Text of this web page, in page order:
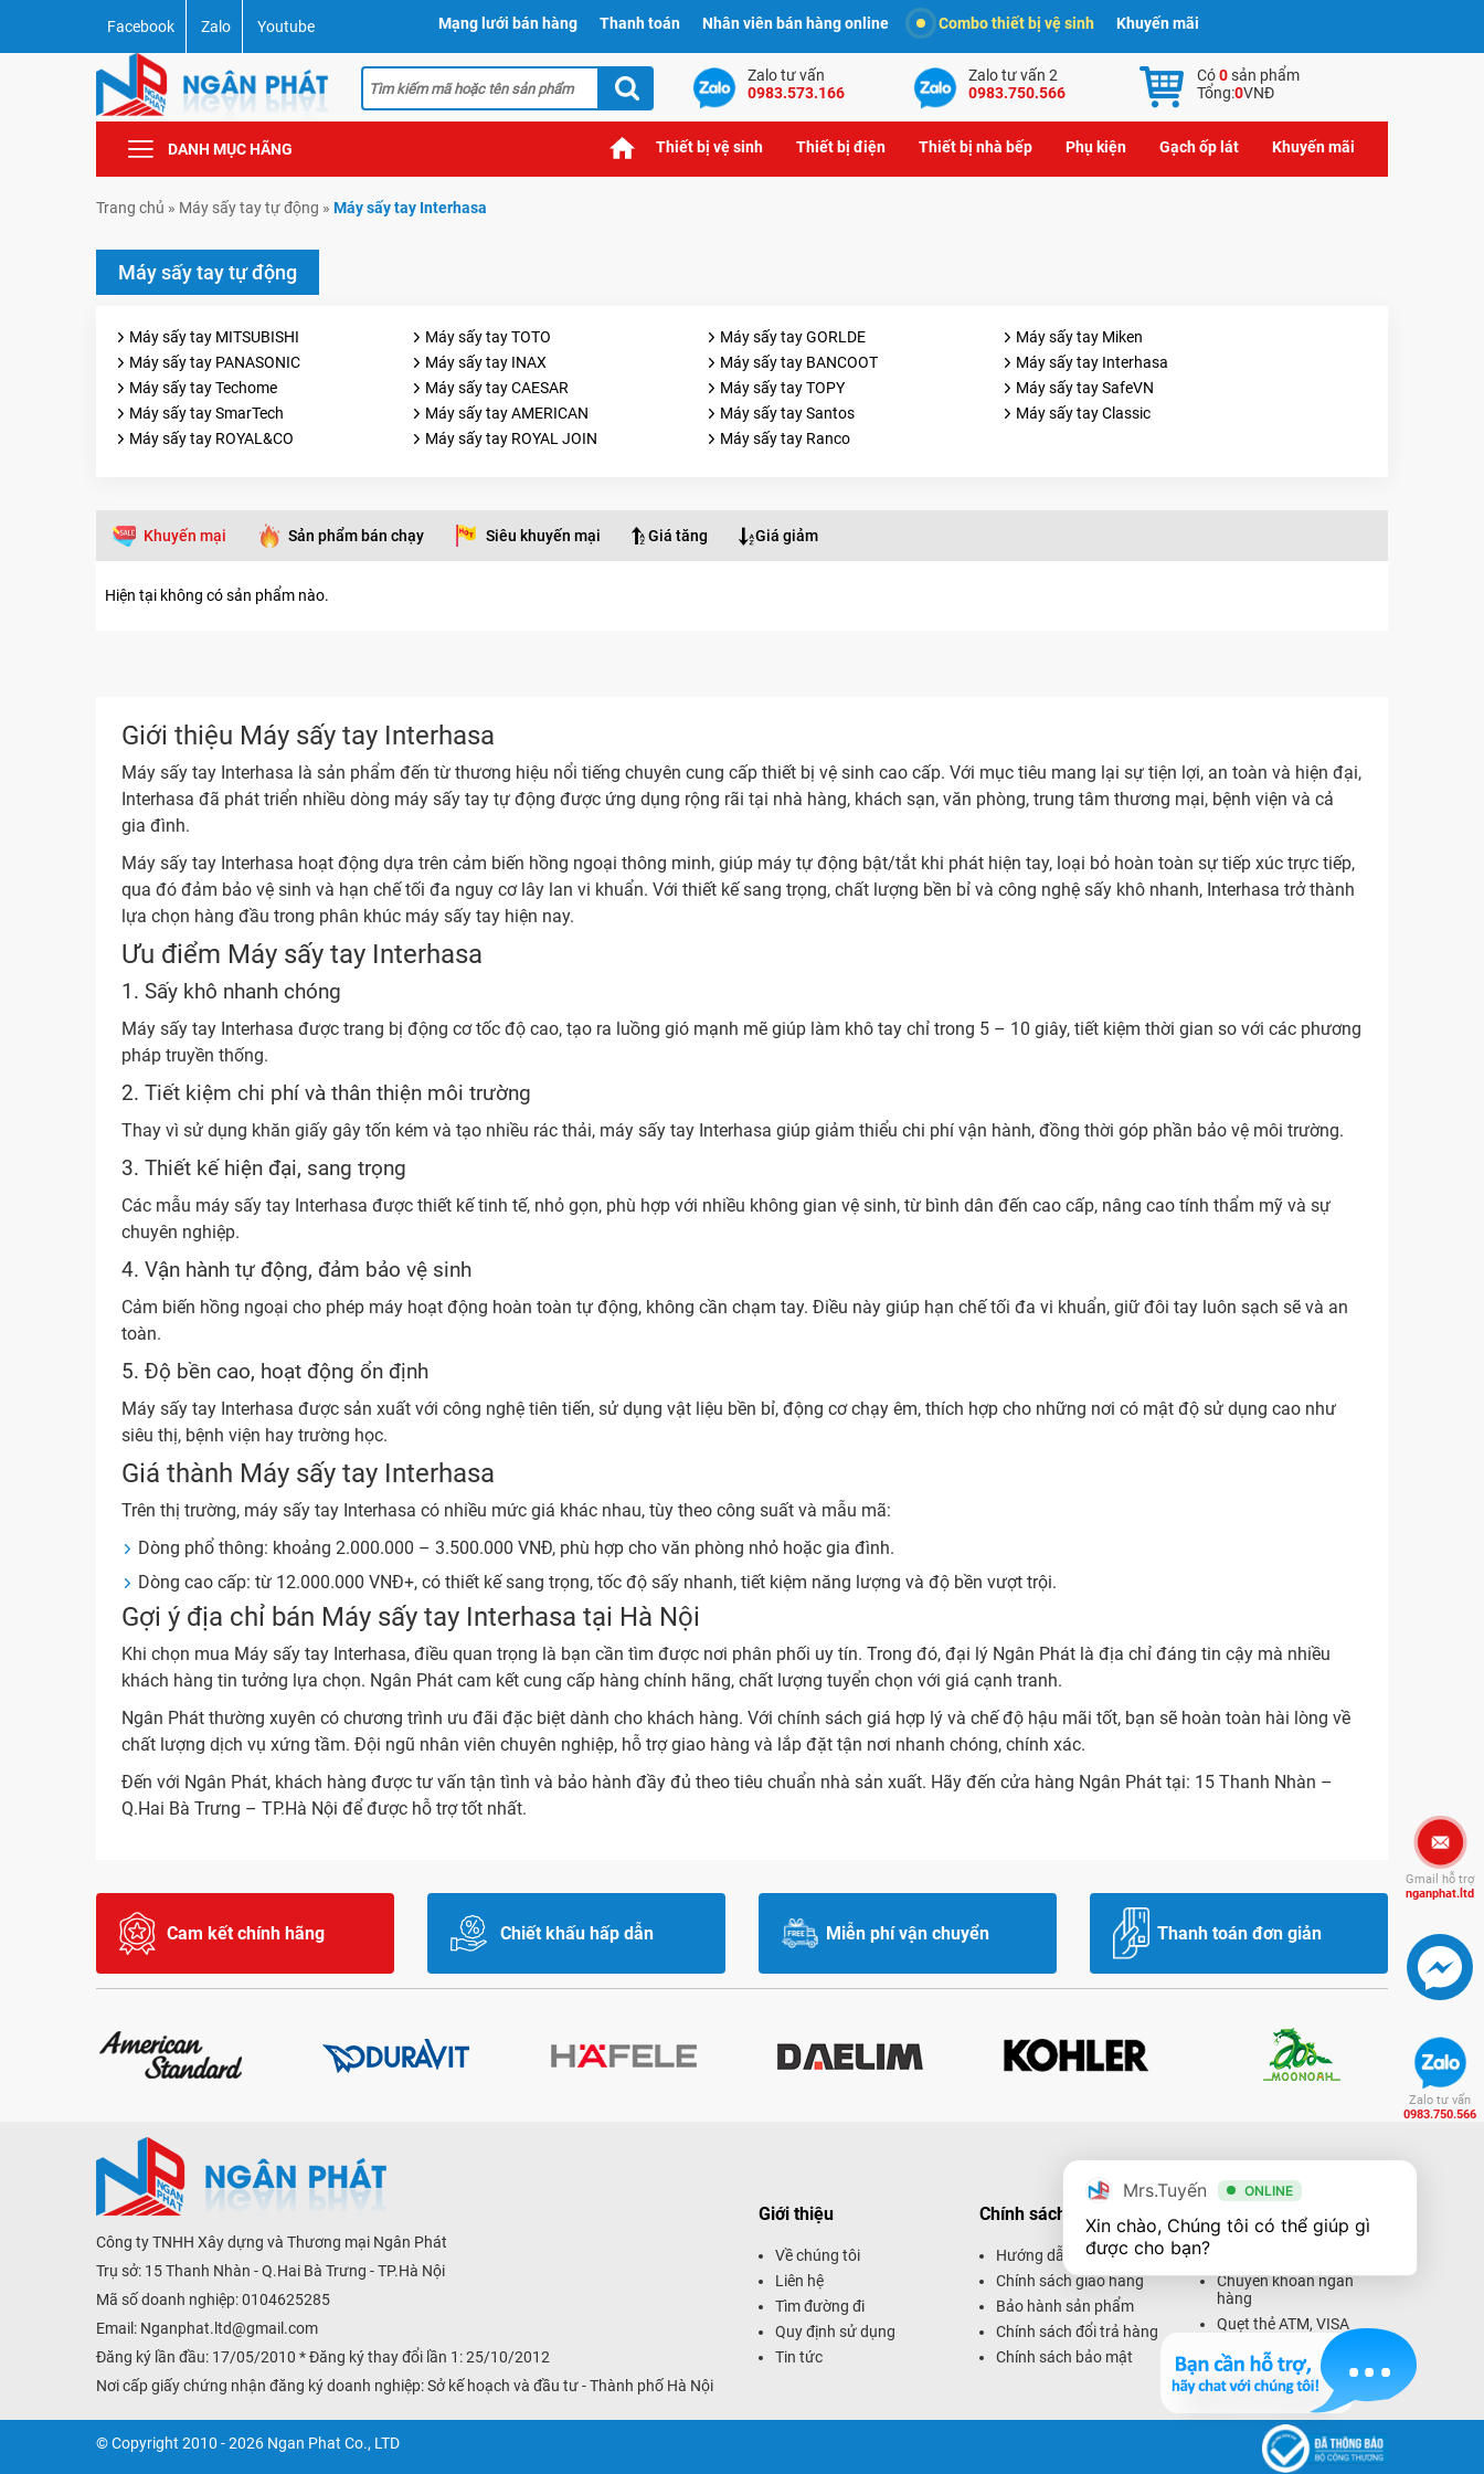
Facebook Zalo Youtube Mạng lưới bán hàng Thanh toán Nhân viên bán hàng online Combo thiết bị vệ sinh Khuyến mãi
Zalo tư vấn
0983.573.166
Zalo tư vấn 2
0983.750.566
Có0sản phẩm
Tổng:0VNĐ
DANH MỤC HÃNG Thiết bị vệ sinh Thiết bị điện Thiết bị nhà bếp Phụ kiện Gạch ốp lát Khuyến mãi
Trang chủ » Máy sấy tay tự động » Máy sấy tay Interhasa
Máy sấy tay tự động
Máy sấy tay MITSUBISHI Máy sấy tay TOTO Máy sấy tay GORLDE
Máy sấy tay Miken
Máy sấy tay PANASONIC
Máy sấy tay INAX Máy sấy tay BANCOOT
Máy sấy tay Interhasa
Máy sấy tay Techome
Máy sấy tay CAESAR Máy sấy tay TOPY
Máy sấy tay SafeVN
Máy sấy tay SmarTech
Máy sấy tay AMERICAN Máy sấy tay Santos
Máy sấy tay Classic
Máy sấy tay ROYAL&CO
Máy sấy tay ROYAL JOIN Máy sấy tay Ranco
Khuyến mại Sản phẩm bán chạy Siêu khuyến mại Giá tăng Giá giảm
Hiện tại không có sản phẩm nào.
Giới thiệu Máy sấy tay Interhasa
Máy sấy tay Interhasa là sản phẩm đến từ thương hiệu nổi tiếng chuyên cung cấp thiết bị vệ sinh cao cấp. Với mục tiêu mang lại sự tiện lợi, an toàn và hiện đại,
Interhasa đã phát triển nhiều dòng máy sấy tay tự động được ứng dụng rộng rãi tại nhà hàng, khách sạn, văn phòng, trung tâm thương mại, bệnh viện và cả
gia đình.
Máy sấy tay Interhasa hoạt động dựa trên cảm biến hồng ngoại thông minh, giúp máy tự động bật/tắt khi phát hiện tay, loại bỏ hoàn toàn sự tiếp xúc trực tiếp,
qua đó đảm bảo vệ sinh và hạn chế tối đa nguy cơ lây lan vi khuẩn. Với thiết kế sang trọng, chất lượng bền bỉ và công nghệ sấy khô nhanh, Interhasa trở thành
lựa chọn hàng đầu trong phân khúc máy sấy tay hiện nay.
Ưu điểm Máy sấy tay Interhasa
1. Sấy khô nhanh chóng
Máy sấy tay Interhasa được trang bị động cơ tốc độ cao, tạo ra luồng gió mạnh mẽ giúp làm khô tay chỉ trong 5 – 10 giây, tiết kiệm thời gian so với các phương
pháp truyền thống.
2. Tiết kiệm chi phí và thân thiện môi trường
Thay vì sử dụng khăn giấy gây tốn kém và tạo nhiều rác thải, máy sấy tay Interhasa giúp giảm thiểu chi phí vận hành, đồng thời góp phần bảo vệ môi trường.
3. Thiết kế hiện đại, sang trọng
Các mẫu máy sấy tay Interhasa được thiết kế tinh tế, nhỏ gọn, phù hợp với nhiều không gian vệ sinh, từ bình dân đến cao cấp, nâng cao tính thẩm mỹ và sự
chuyên nghiệp.
4. Vận hành tự động, đảm bảo vệ sinh
Cảm biến hồng ngoại cho phép máy hoạt động hoàn toàn tự động, không cần chạm tay. Điều này giúp hạn chế tối đa vi khuẩn, giữ đôi tay luôn sạch sẽ và an
toàn.
5. Độ bền cao, hoạt động ổn định
Máy sấy tay Interhasa được sản xuất với công nghệ tiên tiến, sử dụng vật liệu bền bỉ, động cơ chạy êm, thích hợp cho những nơi có mật độ sử dụng cao như
siêu thị, bệnh viện hay trường học.
Giá thành Máy sấy tay Interhasa
Trên thị trường, máy sấy tay Interhasa có nhiều mức giá khác nhau, tùy theo công suất và mẫu mã:
Dòng phổ thông: khoảng 2.000.000 – 3.500.000 VNĐ, phù hợp cho văn phòng nhỏ hoặc gia đình.
Dòng cao cấp: từ 12.000.000 VNĐ+, có thiết kế sang trọng, tốc độ sấy nhanh, tiết kiệm năng lượng và độ bền vượt trội.
Gợi ý địa chỉ bán Máy sấy tay Interhasa tại Hà Nội
Khi chọn mua Máy sấy tay Interhasa, điều quan trọng là bạn cần tìm được nơi phân phối uy tín. Trong đó, đại lý Ngân Phát là địa chỉ đáng tin cậy mà nhiều
khách hàng tin tưởng lựa chọn. Ngân Phát cam kết cung cấp hàng chính hãng, chất lượng tuyển chọn với giá cạnh tranh.
Ngân Phát thường xuyên có chương trình ưu đãi đặc biệt dành cho khách hàng. Với chính sách giá hợp lý và chế độ hậu mãi tốt, bạn sẽ hoàn toàn hài lòng về
chất lượng dịch vụ xứng tầm. Đội ngũ nhân viên chuyên nghiệp, hỗ trợ giao hàng và lắp đặt tận nơi nhanh chóng, chính xác.
Đến với Ngân Phát, khách hàng được tư vấn tận tình và bảo hành đầy đủ theo tiêu chuẩn nhà sản xuất. Hãy đến cửa hàng Ngân Phát tại: 15 Thanh Nhàn –
Q.Hai Bà Trưng – TP.Hà Nội để được hỗ trợ tốt nhất.
Cam kết chính hãng Chiết khấu hấp dẫn Miễn phí vận chuyển Thanh toán đơn giản
Công ty TNHH Xây dựng và Thương mại Ngân Phát
Trụ sở: 15 Thanh Nhàn - Q.Hai Bà Trưng - TP.Hà Nội
Mã số doanh nghiệp: 0104625285
Email: Nganphat.ltd@gmail.com
Đăng ký lần đầu: 17/05/2010 * Đăng ký thay đổi lần 1: 25/10/2012
Nơi cấp giấy chứng nhận đăng ký doanh nghiệp: Sở kế hoạch và đầu tư - Thành phố Hà Nội
Giới thiệu
Về chúng tôi
Liên hệ
Tìm đường đi
Quy định sử dụng
Tin tức
Chính sách mua hàng
Hướng dẫn mua hàng
Chính sách giao hàng
Bảo hành sản phẩm
Chính sách đổi trả hàng
Chính sách bảo mật
Hình thức thanh toán
Chuyển khoản ngân
hàng
Quẹt thẻ ATM, VISA
Thanh toán trực tuyến
© Copyright 2010 - 2026 Ngan Phat Co., LTD
Gmail hỗ trợ
nganphat.ltd
Zalo tư vấn
0983.750.566
Mrs.Tuyến ONLINE
Xin chào, Chúng tôi có thể giúp gì
được cho bạn?